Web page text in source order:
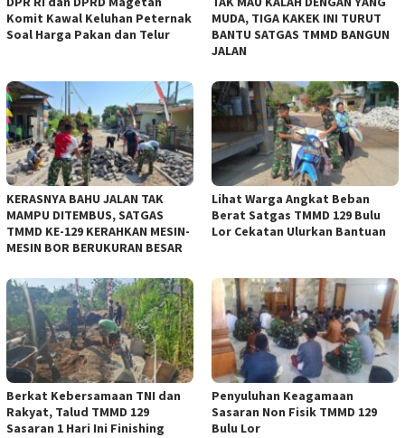
Komit Kawal Keluhan Peternak
Soal Harga Pakan dan Telur
MUDA, TIGA KAKEK INI TURUT
BANTU SATGAS TMMD BANGUN
JALAN
KERASNYA BAHU JALAN TAK
MAMPU DITEMBUS, SATGAS
TMMD KE-129 KERAHKAN MESIN-
MESIN BOR BERUKURAN BESAR
Lihat Warga Angkat Beban
Berat Satgas TMMD 129 Bulu
Lor Cekatan Ulurkan Bantuan
Berkat Kebersamaan TNI dan
Rakyat, Talud TMMD 129
Sasaran 1 Hari Ini Finishing
Penyuluhan Keagamaan
Sasaran Non Fisik TMMD 129
Bulu Lor